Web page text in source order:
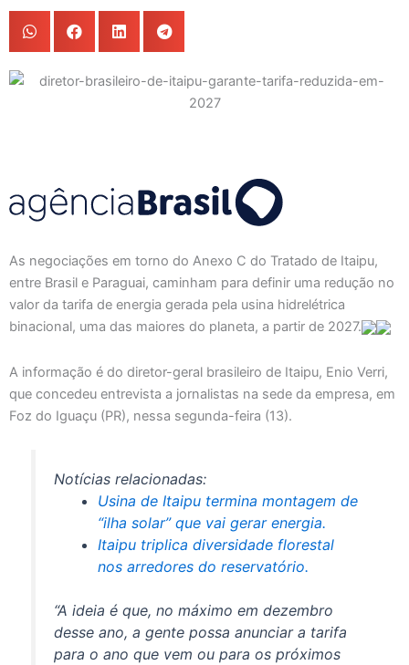
As negociações em torno do Anexo C do Tratado de Itaipu,
entre Brasil e Paraguai, caminham para definir uma redução no
valor da tarifa de energia gerada pela usina hidrelétrica
binacional, uma das maiores do planeta, a partir de 2027.
A informação é do diretor-geral brasileiro de Itaipu, Enio Verri,
que concedeu entrevista a jornalistas na sede da empresa, em
Foz do Iguaçu (PR), nessa segunda-feira (13).
Notícias relacionadas:
Usina de Itaipu termina montagem de
“ilha solar” que vai gerar energia.
Itaipu triplica diversidade florestal
nos arredores do reservatório.
“A ideia é que, no máximo em dezembro
desse ano, a gente possa anunciar a tarifa
para o ano que vem ou para os próximos